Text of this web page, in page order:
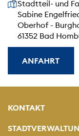
Unsere Anschrift
Stadtteil- und
Sabine
Oberhof -
61352 Bad
ANFAHRT
KONTAKT